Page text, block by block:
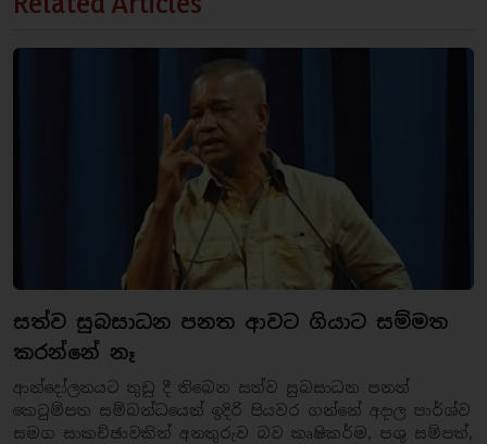
සත්ව සුබසාධන පනත ආවට ගියාට සම්මත
කරන්නේ නෑ
ආන්දෝලනයට තුඩු දී තිබෙන සත්ව සුබසාධන පනත්
කෙටුම්පත සම්බන්ධයෙන් ඉදිරි පියවර ගන්නේ අදාල පාර්ශ්ව
සමග සාකච්ඡාවකින් අනතුරුව බව කෘෂිකර්ම, පශු සම්පත්,